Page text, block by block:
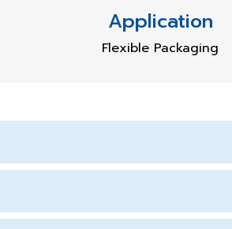
Application
Flexible Packaging